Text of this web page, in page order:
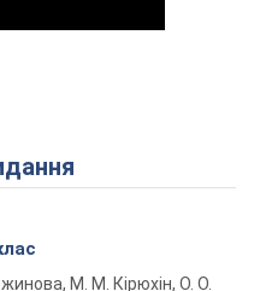
Video
М. М. Кірюхін, О. О.